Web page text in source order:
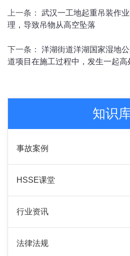
上一条： 武汉一工地起重吊装作
理，导致吊物从高空坠落
下一条： 洋湖街道洋湖国家湿地
道项目在施工过程中，发生一起高
知识
事故案例
HSSE课堂
行业资讯
法律法规